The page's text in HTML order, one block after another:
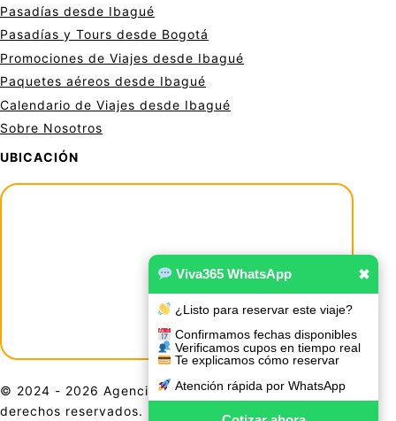
Viva365 WhatsApp ✖
¿Listo para reservar este viaje?
Confirmamos fechas disponibles
Verificamos cupos en tiempo real
Te explicamos cómo reservar
Atención rápida por WhatsApp
Pasadías desde Ibagué
Pasadías y Tours desde Bogotá
Promociones de Viajes desde Ibagué
Paquetes aéreos desde Ibagué
Calendario de Viajes desde Ibagué
Sobre Nosotros
UBICACIÓN
© 2024 - 2026 Agencia De Viajes Viva 365. Todos los
derechos reservados. El contenido, diseño y gráficos de